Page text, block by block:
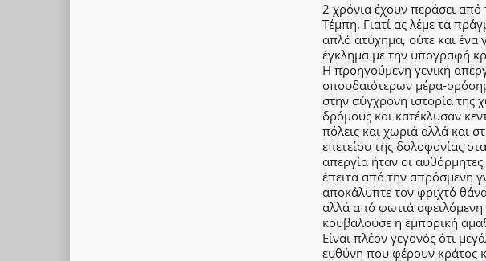
2 χρόνια έχουν περάσει από
Τέμπη. Γιατί ας λέμε τα
απλό ατύχημα, ούτε και ένα
έγκλημα με την υπογραφή
Η προηγούμενη γενική
σπουδαιότερων μέρα-
στην σύγχρονη ιστορία της
δρόμους και κατέκλυσαν
πόλεις και χωριά αλλά και
επετείου της δολοφονίας
απεργία ήταν οι
έπειτα από την απρόσμενη
αποκάλυπτε τον φριχτό
αλλά από φωτιά
κουβαλούσε η εμπορική
Είναι πλέον γεγονός ότι
ευθύνη που φέρουν κράτος